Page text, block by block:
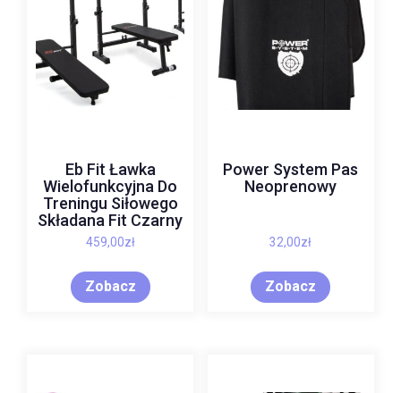
Eb Fit Ławka
Wielofunkcyjna Do
Treningu Siłowego
Składana Fit Czarny
459,00zł
Zobacz
Power System Pas
Neoprenowy
32,00zł
Zobacz